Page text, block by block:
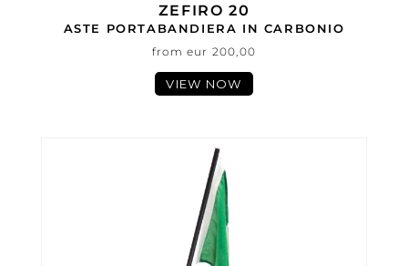
ZEFIRO 20
ASTE PORTABANDIERA IN CARBONIO
from eur 200,00
VIEW NOW